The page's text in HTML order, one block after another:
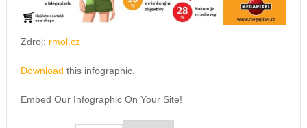
Zdroj: rmol.cz
Download this infographic.
Embed Our Infographic On Your Site!